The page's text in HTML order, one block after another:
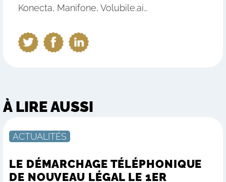
Konecta, Manifone, Volubile.ai…
À LIRE AUSSI
ACTUALITÉS
LE DÉMARCHAGE TÉLÉPHONIQUE
DE NOUVEAU LÉGAL LE 1ER